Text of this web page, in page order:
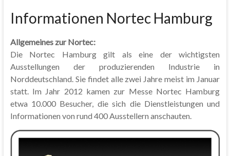
Informationen Nortec Hamburg
Allgemeines zur Nortec:
Die Nortec Hamburg gilt als eine der wichtigsten
Ausstellungen der produzierenden Industrie in
Norddeutschland. Sie findet alle zwei Jahre meist im Januar
statt. Im Jahr 2012 kamen zur Messe Nortec Hamburg
etwa 10.000 Besucher, die sich die Dienstleistungen und
Informationen von rund 400 Ausstellern anschauten.